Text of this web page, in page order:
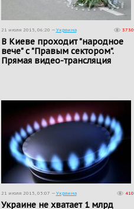
21 июля 2015, 06:20 — Украина 3730
В Киеве проходит "народное
вече" с "Правым сектором".
Прямая видео-трансляция
21 июля 2015, 05:07 — Украина 410
Украине не хватает 1 млрд